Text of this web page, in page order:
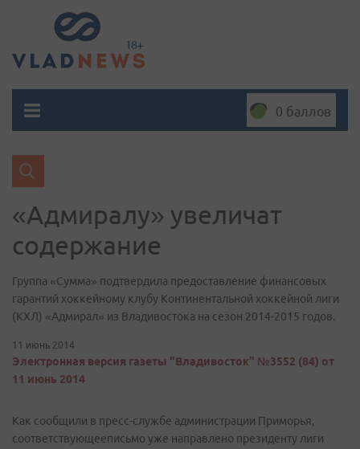
0 баллов
«Адмиралу» увеличат
содержание
Группа «Сумма» подтвердила предоставление финансовых
гарантий хоккейному клубу Континентальной хоккейной лиги
(КХЛ) «Адмирал» из Владивостока на сезон 2014-2015 годов.
11 июнь 2014
Электронная версия газеты "Владивосток" №3552 (84) от
11 июнь 2014
Как сообщили в пресс-службе администрации Приморья,
соответствующееписьмо уже направлено президенту лиги